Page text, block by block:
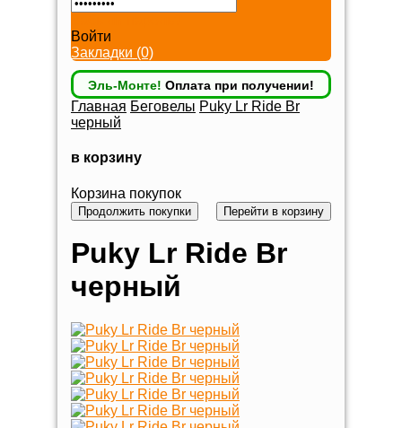
Войти
Закладки (0)
Эль-Монте! Оплата при получении!
Главная Беговелы Puky Lr Ride Br
черный
в корзину
Корзина покупок
Перейти в корзину
Продолжить покупки
Puky Lr Ride Br
черный